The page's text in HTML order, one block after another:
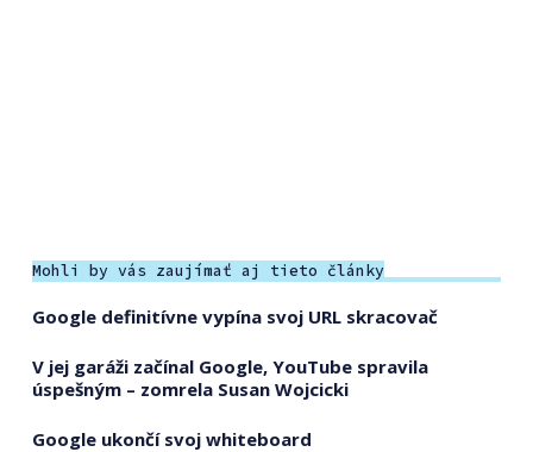
Mohli by vás zaujímať aj tieto články
Google definitívne vypína svoj URL skracovač
V jej garáži začínal Google, YouTube spravila
úspešným – zomrela Susan Wojcicki
Google ukončí svoj whiteboard